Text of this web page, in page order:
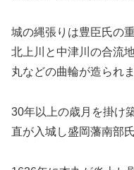
城の縄張りは豊臣氏の
北上川と中津川の合流
丸などの曲輪が造られま
30年以上の歳月を掛け
直が入城し盛岡藩南部